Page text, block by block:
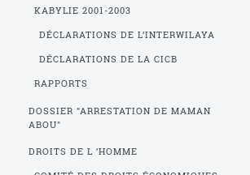
KABYLIE 2001-2003
DÉCLARATIONS DE L’INTERWILAYA
DÉCLARATIONS DE LA CICB
RAPPORTS
DOSSIER "ARRESTATION DE MAMAN
ABOU"
DROITS DE L ’HOMME